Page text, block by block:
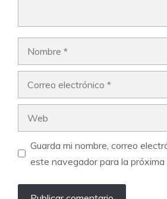
Guarda mi nombre, correo
este navegador para la próxima